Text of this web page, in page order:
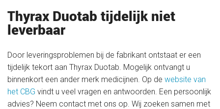
Openingstijden
Thyrax Duotab tijdelijk niet
leverbaar
Door leveringsproblemen bij de fabrikant ontstaat er een
tijdelijk tekort aan Thyrax Duotab. Mogelijk ontvangt u
binnenkort een ander merk medicijnen. Op de website van
het CBG vindt u veel vragen en antwoorden. Een persoonlijk
advies? Neem contact met ons op. Wij zoeken samen met